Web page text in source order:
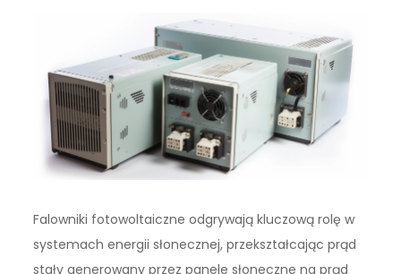
Falowniki fotowoltaiczne odgrywają kluczową rolę w
systemach energii słonecznej, przekształcając prąd
stały generowany przez panele słoneczne na prąd